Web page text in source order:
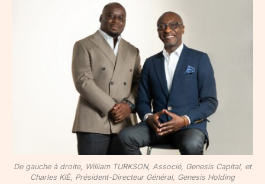
De gauche à droite, William TURKSON, Associé, Genesis Capital, et
Charles KIÉ, Président-Directeur Général, Genesis Holding